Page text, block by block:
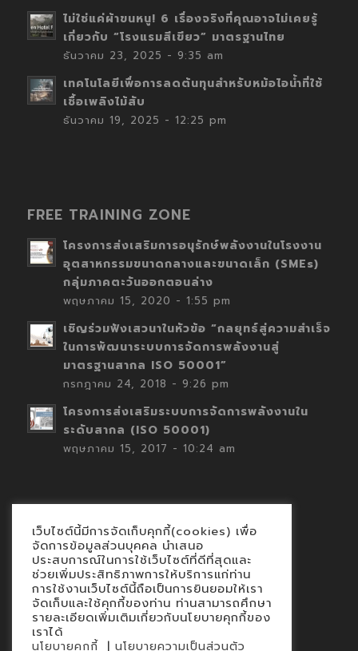
ไม่ใช่แค่ผ้าขนหนู! 6 เรื่องจริงที่คุณอาจไม่เคยรู้
เกี่ยวกับ “โรงแรมสีเขียว” มาตรฐานไทย
ธันวาคม 23, 2025 - 9:35 am
เทคโนโลยีเพื่อการลดต้นทุนสำหรับหม้อไอน้ำที่ใช้
เชื้อเพลิงไม้สับ
ธันวาคม 19, 2025 - 12:25 pm
FREE TRAINING ZONE
โครงการส่งเสริมการอนุรักษ์พลังงานในโรงงาน
อุตสาหกรรมขนาดกลางและขนาดเล็ก (SMEs)
กลุ่มภาคตะวันออกตอนล่าง
พฤษภาคม 15, 2020 - 1:55 pm
เชิญร่วมฟังเสวนาในหัวข้อ “กลยุทธ์สู่ความสำเร็จ
ในการพัฒนาระบบการจัดการพลังงานสู่
มาตรฐานสากล ISO 50001”
กรกฎาคม 24, 2018 - 9:26 pm
โครงการส่งเสริมระบบการจัดการพลังงานใน
ระดับสากล (ISO 50001)
พฤษภาคม 15, 2017 - 10:24 am
Contact
นโยบายคุกกี้
นโยบายข้อมูลส่วนบุคคล
เว็บไซต์นี้มีการจัดเก็บคุกกี้(cookies) เพื่อ
จัดการข้อมูลส่วนบุคคล นำเสนอ
ประสบการณ์ในการใช้เว็บไซต์ที่ดีที่สุดและ
ช่วยเพิ่มประสิทธิภาพการให้บริการแก่ท่าน
การใช้งานเว็บไซต์นี้ถือเป็นการยินยอมให้เรา
จัดเก็บและใช้คุกกี้ของท่าน ท่านสามารถศึกษา
รายละเอียดเพิ่มเติมเกี่ยวกับนโยบายคุกกี้ของ
เราได้
นโยบายคุกกี้ | นโยบายความเป็นส่วนตัว